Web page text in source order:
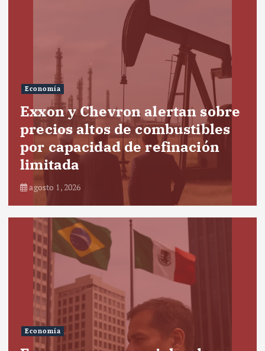
Economía
Exxon y Chevron alertan sobre
precios altos de combustibles
por capacidad de refinación
limitada
agosto 1, 2026
Economía